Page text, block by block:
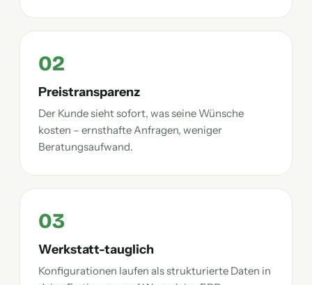
02
Preistransparenz
Der Kunde sieht sofort, was seine Wünsche
kosten – ernsthafte Anfragen, weniger
Beratungsaufwand.
03
Werkstatt-tauglich
Konfigurationen laufen als strukturierte Daten in